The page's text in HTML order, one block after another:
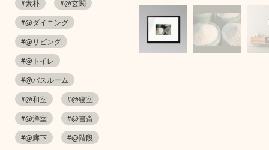
#素朴
#@玄関
#@ダイニング
#@リビング
#@トイレ
#@バスルーム
#@和室
#@寝室
#@洋室
#@書斎
#@廊下
#@階段